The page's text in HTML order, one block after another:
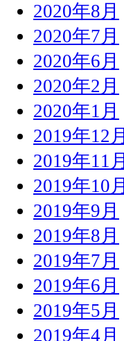
2020年8月
2020年7月
2020年6月
2020年2月
2020年1月
2019年12月
2019年11月
2019年10月
2019年9月
2019年8月
2019年7月
2019年6月
2019年5月
2019年4月